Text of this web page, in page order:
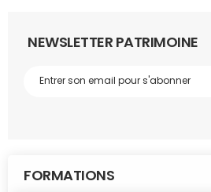
NEWSLETTER PATRIMOINE
FORMATIONS